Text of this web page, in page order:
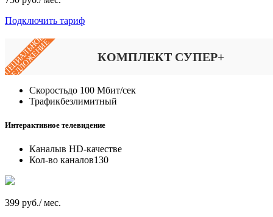
Подключить тариф
ПРЕДЛОЖЕНИЕ КОМПЛЕКТ СУПЕР+
Скоростьдо 100 Мбит/сек
Трафикбезлимитный
Интерактивное телевидение
Каналыв HD-качестве
Кол-во каналов130
399 руб./ мес.